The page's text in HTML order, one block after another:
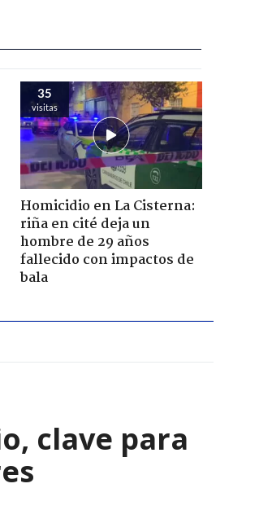
35
visitas
Homicidio en La Cisterna:
riña en cité deja un
hombre de 29 años
fallecido con impactos de
bala
clave para